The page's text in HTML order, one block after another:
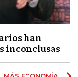
han
inconclusas